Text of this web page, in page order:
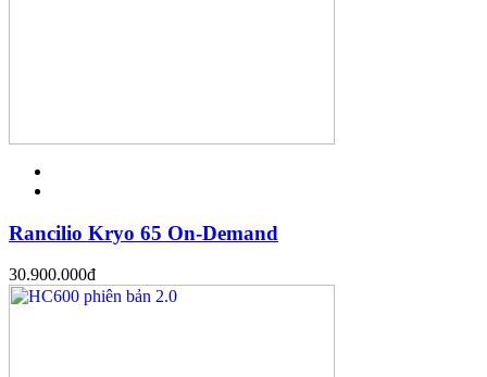
Rancilio Kryo 65 On-Demand
30.900.000đ